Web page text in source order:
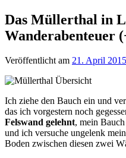
Das Müllerthal in
Wanderabenteuer
Veröffentlicht am 21. April 2015
Ich ziehe den Bauch ein und
das ich vorgestern noch
Felswand gelehnt, mein
und ich versuche ungelenk
Boden zwischen diesen zwei